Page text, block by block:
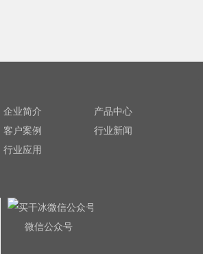
企业简介
产品中心
客户案例
行业新闻
行业应用
微信公众号